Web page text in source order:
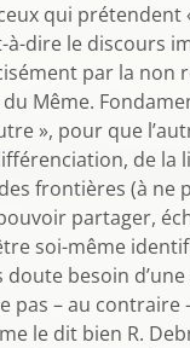
qui prétendent
à-dire le discours
par la non
Même.
», pour que
de la
frontières (à ne
partager,
soi-même
doute besoin
pas – au contraire
le dit bien R.